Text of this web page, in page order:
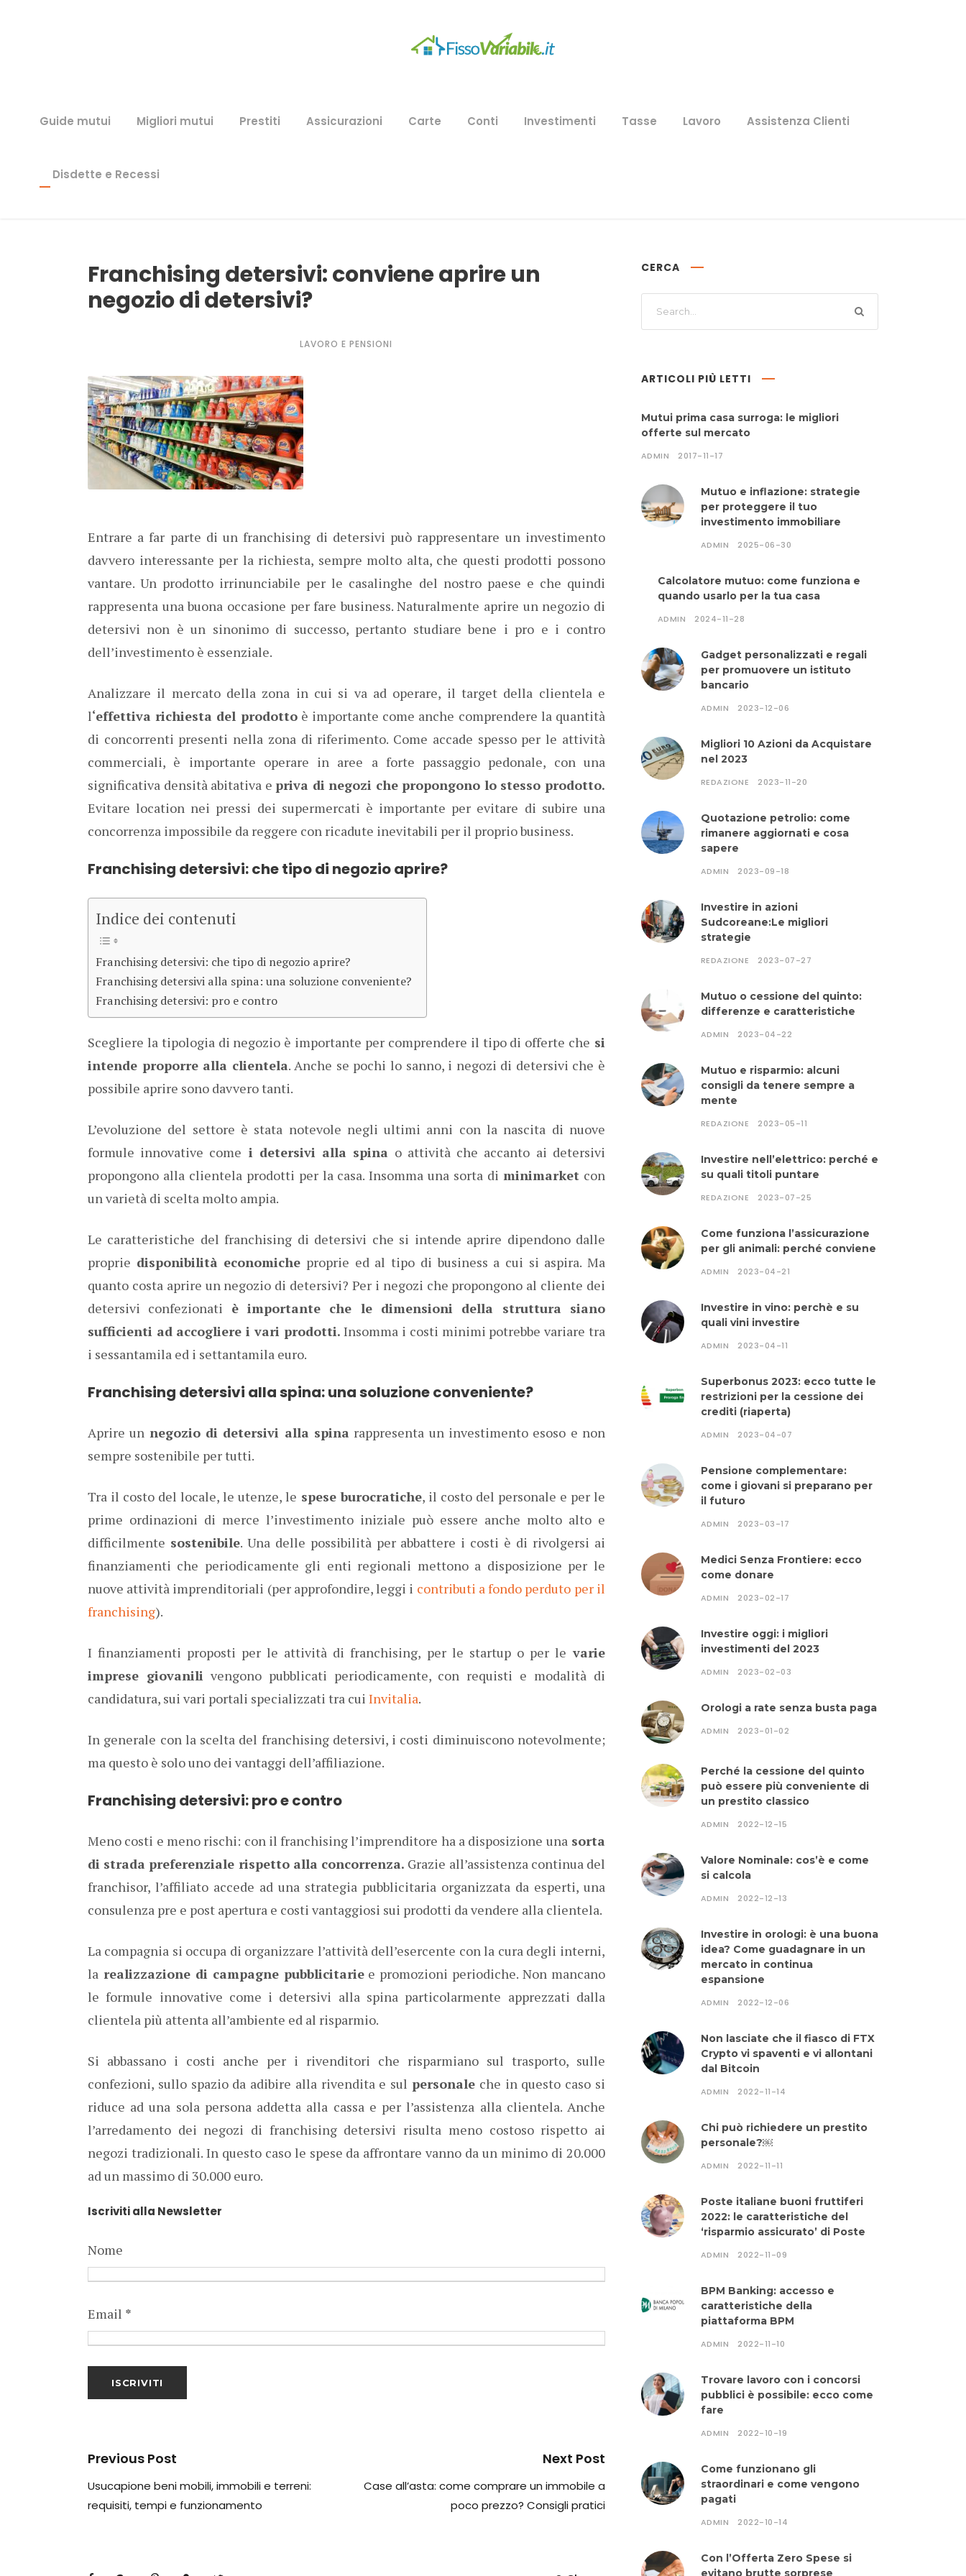
Guide mutui Migliori mutui Prestiti Assicurazioni Carte Conti Investimenti Tasse Lavoro Assistenza Clienti
Disdette e Recessi
Franchising detersivi: conviene aprire un
negozio di detersivi?
LAVORO E PENSIONI
Entrare a far parte di un franchising di detersivi può rappresentare un investimento
davvero interessante per la richiesta, sempre molto alta, che questi prodotti possono
vantare. Un prodotto irrinunciabile per le casalinghe del nostro paese e che quindi
rappresenta una buona occasione per fare business. Naturalmente aprire un negozio di
detersivi non è un sinonimo di successo, pertanto studiare bene i pro e i contro
dell’investimento è essenziale.
Analizzare il mercato della zona in cui si va ad operare, il target della clientela e
l‘effettiva richiesta del prodottoè importante come anche comprendere la quantità
di concorrenti presenti nella zona di riferimento. Come accade spesso per le attività
commerciali, è importante operare in aree a forte passaggio pedonale, con una
significativa densità abitativa e priva di negozi che propongono lo stesso prodotto.
Evitare location nei pressi dei supermercati è importante per evitare di subire una
concorrenza impossibile da reggere con ricadute inevitabili per il proprio business.
Franchising detersivi: che tipo di negozio aprire?
Indice dei contenuti
Franchising detersivi: che tipo di negozio aprire?
Franchising detersivi alla spina: una soluzione conveniente?
Franchising detersivi: pro e contro
Scegliere la tipologia di negozio è importante per comprendere il tipo di offerte che si
intende proporre alla clientela. Anche se pochi lo sanno, i negozi di detersivi che è
possibile aprire sono davvero tanti.
L’evoluzione del settore è stata notevole negli ultimi anni con la nascita di nuove
formule innovative come i detersivi alla spina o attività che accanto ai detersivi
propongono alla clientela prodotti per la casa. Insomma una sorta di minimarket con
un varietà di scelta molto ampia.
Le caratteristiche del franchising di detersivi che si intende aprire dipendono dalle
proprie disponibilità economiche proprie ed al tipo di business a cui si aspira. Ma
quanto costa aprire un negozio di detersivi? Per i negozi che propongono al cliente dei
detersivi confezionati è importante che le dimensioni della struttura siano
sufficienti ad accogliere i vari prodotti. Insomma i costi minimi potrebbe variare tra
i sessantamila ed i settantamila euro.
Franchising detersivi alla spina: una soluzione conveniente?
Aprire un negozio di detersivi alla spina rappresenta un investimento esoso e non
sempre sostenibile per tutti.
Tra il costo del locale, le utenze, le spese burocratiche, il costo del personale e per le
prime ordinazioni di merce l’investimento iniziale può essere anche molto alto e
difficilmente sostenibile. Una delle possibilità per abbattere i costi è di rivolgersi ai
finanziamenti che periodicamente gli enti regionali mettono a disposizione per le
nuove attività imprenditoriali (per approfondire, leggi i contributi a fondo perduto per il
franchising).
I finanziamenti proposti per le attività di franchising, per le startup o per le varie
imprese giovanili vengono pubblicati periodicamente, con requisti e modalità di
candidatura, sui vari portali specializzati tra cui Invitalia.
In generale con la scelta del franchising detersivi, i costi diminuiscono notevolmente;
ma questo è solo uno dei vantaggi dell’affiliazione.
Franchising detersivi: pro e contro
Meno costi e meno rischi: con il franchising l’imprenditore ha a disposizione una sorta
di strada preferenziale rispetto alla concorrenza. Grazie all’assistenza continua del
franchisor, l’affiliato accede ad una strategia pubblicitaria organizzata da esperti, una
consulenza pre e post apertura e costi vantaggiosi sui prodotti da vendere alla clientela.
La compagnia si occupa di organizzare l’attività dell’esercente con la cura degli interni,
la realizzazione di campagne pubblicitariee promozioni periodiche. Non mancano
le formule innovative come i detersivi alla spina particolarmente apprezzati dalla
clientela più attenta all’ambiente ed al risparmio.
Si abbassano i costi anche per i rivenditori che risparmiano sul trasporto, sulle
confezioni, sullo spazio da adibire alla rivendita e sul personale che in questo caso si
riduce ad una sola persona addetta alla cassa e per l’assistenza alla clientela. Anche
l’arredamento dei negozi di franchising detersivi risulta meno costoso rispetto ai
negozi tradizionali. In questo caso le spese da affrontare vanno da un minimo di 20.000
ad un massimo di 30.000 euro.
Iscriviti alla Newsletter
Nome
Email *
Previous Post
Usucapione beni mobili, immobili e terreni:
requisiti, tempi e funzionamento
Next Post
Case all’asta: come comprare un immobile a
poco prezzo? Consigli pratici
CERCA
ARTICOLI PIÙ LETTI
Mutui prima casa surroga: le migliori
offerte sul mercato
ADMIN 2017-11-17
Mutuo e inflazione: strategie
per proteggere il tuo
investimento immobiliare
ADMIN 2025-06-30
Calcolatore mutuo: come funziona e
quando usarlo per la tua casa
ADMIN 2024-11-28
Gadget personalizzati e regali
per promuovere un istituto
bancario
ADMIN 2023-12-06
Migliori 10 Azioni da Acquistare
nel 2023
REDAZIONE 2023-11-20
Quotazione petrolio: come
rimanere aggiornati e cosa
sapere
ADMIN 2023-09-18
Investire in azioni
Sudcoreane:Le migliori
strategie
REDAZIONE 2023-07-27
Mutuo o cessione del quinto:
differenze e caratteristiche
ADMIN 2023-04-22
Mutuo e risparmio: alcuni
consigli da tenere sempre a
mente
REDAZIONE 2023-05-11
Investire nell’elettrico: perché e
su quali titoli puntare
REDAZIONE 2023-07-25
Come funziona l’assicurazione
per gli animali: perché conviene
ADMIN 2023-04-21
Investire in vino: perchè e su
quali vini investire
ADMIN 2023-04-11
Superbonus 2023: ecco tutte le
restrizioni per la cessione dei
crediti (riaperta)
ADMIN 2023-04-07
Pensione complementare:
come i giovani si preparano per
il futuro
ADMIN 2023-03-17
Medici Senza Frontiere: ecco
come donare
ADMIN 2023-02-17
Investire oggi: i migliori
investimenti del 2023
ADMIN 2023-02-03
Orologi a rate senza busta paga
ADMIN 2023-01-02
Perché la cessione del quinto
può essere più conveniente di
un prestito classico
ADMIN 2022-12-15
Valore Nominale: cos’è e come
si calcola
ADMIN 2022-12-13
Investire in orologi: è una buona
idea? Come guadagnare in un
mercato in continua
espansione
ADMIN 2022-12-06
Non lasciate che il fiasco di FTX
Crypto vi spaventi e vi allontani
dal Bitcoin
ADMIN 2022-11-14
Chi può richiedere un prestito
personale?￼
ADMIN 2022-11-11
Poste italiane buoni fruttiferi
2022: le caratteristiche del
‘risparmio assicurato’ di Poste
ADMIN 2022-11-09
BPM Banking: accesso e
caratteristiche della
piattaforma BPM
ADMIN 2022-11-10
Trovare lavoro con i concorsi
pubblici è possibile: ecco come
fare
ADMIN 2022-10-19
Come funzionano gli
straordinari e come vengono
pagati
ADMIN 2022-10-14
Con l’Offerta Zero Spese si
evitano brutte sorprese